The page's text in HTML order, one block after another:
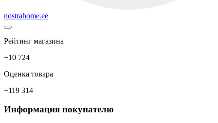
nostrahome.ee
Рейтинг магазина
+10 724
Оценка товара
+119 314
Информация покупателю